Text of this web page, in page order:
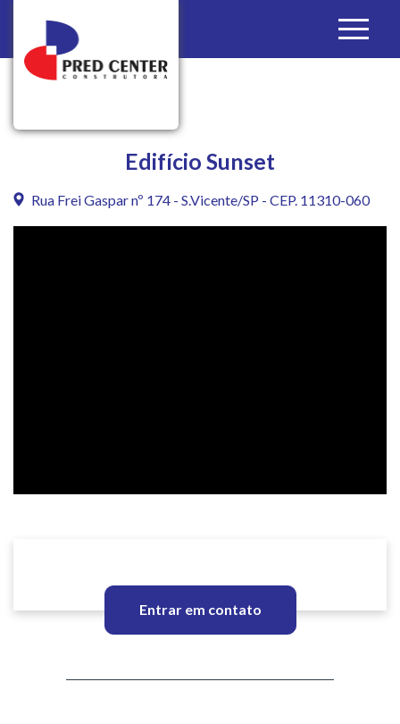
Edifício Sunset
Rua Frei Gaspar nº 174 - S.Vicente/SP - CEP. 11310-060
Entrar em contato